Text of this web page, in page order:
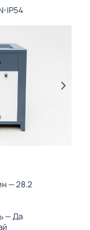
IP54
— 28.2
— Да